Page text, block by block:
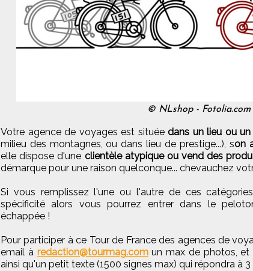
© NLshop - Fotolia.com
Votre agence de voyages est située dans un lieu ou
milieu des montagnes, ou dans lieu de prestige...), son
elle dispose d'une clientèle atypique ou vend des
démarque pour une raison quelconque... chevauchez
Si vous remplissez l'une ou l'autre de ces
spécificité alors vous pourrez entrer dans le
échappée !
Pour participer à ce Tour de France des agences de
email à redaction@tourmag.comun max de photos, et
ainsi qu'un petit texte (1500 signes max) qui répondra à 3